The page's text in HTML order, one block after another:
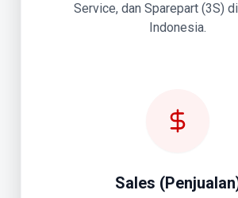
Service, dan Sparepart (3S)
Indonesia.
Sales